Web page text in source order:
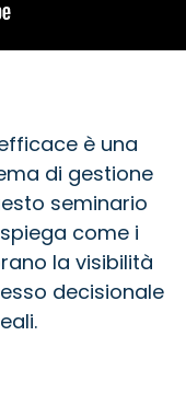
è una
di gestione
seminario
come i
la visibilità
decisionale